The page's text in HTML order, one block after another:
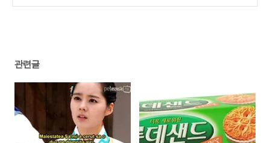
관련글